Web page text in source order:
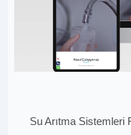
Su Arıtma Sistemleri